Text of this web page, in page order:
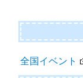
全国イベント